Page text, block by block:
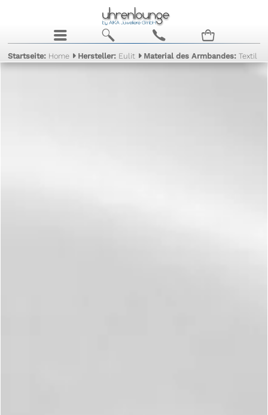
j b c n
Startseite: Home Hersteller: Eulit Material des Armbandes:Textil